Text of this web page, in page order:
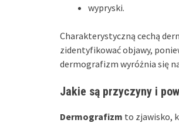
wypryski.
Charakterystyczną cechą
zidentyfikować objawy,
dermografizm wyróżnia się
Jakie są przyczyny i
Dermografizm to zjawisko,